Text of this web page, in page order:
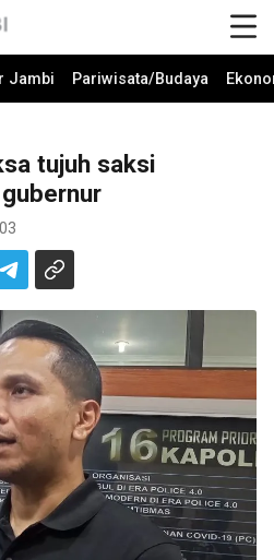
Jambi Pariwisata/Budaya
tujuh saksi